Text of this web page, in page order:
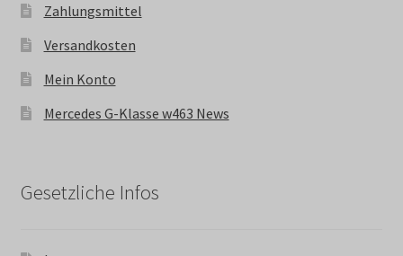
Zahlungsmittel
Versandkosten
Mein Konto
Mercedes G-Klasse w463 News
Gesetzliche Infos